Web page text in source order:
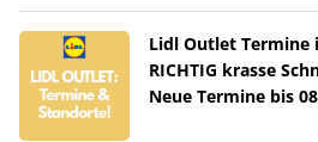
Lidl Outlet Termine
RICHTIG krasse
Neue Termine bis